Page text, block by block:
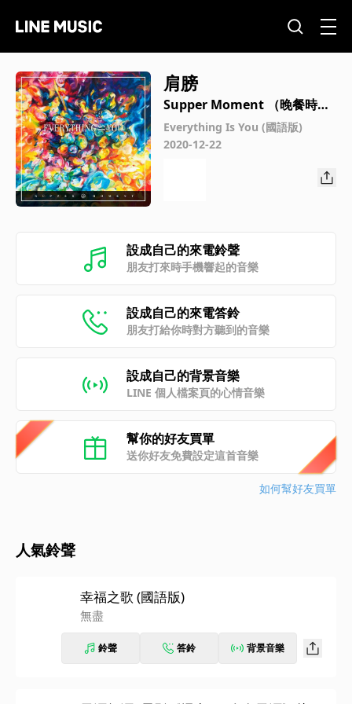
肩膀
Supper Moment （晚餐時
刻）
Everything Is You (國語版)
2020-12-22
設成自己的來電鈴聲
朋友打來時手機響起的音樂
設成自己的來電答鈴
朋友打給你時對方聽到的音樂
設成自己的背景音樂
LINE 個人檔案頁的心情音樂
幫你的好友買單
送你好友免費設定這首音樂
如何幫好友買單
人氣鈴聲
幸福之歌 (國語版)
無盡
鈴聲 答鈴 背景音樂